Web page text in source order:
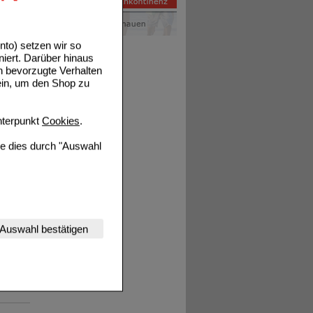
setzen wir so
Darüber hinaus
bevorzugte Verhalten
um den Shop zu
Cookies.
dies durch "Auswahl
Website
werden kann.
(z.B.
Auswahl bestätigen
der
wird
3
und